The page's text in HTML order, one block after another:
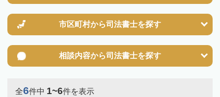
市区町村から司法書士を探す
相談内容から司法書士を探す
全6件中 1~6件を表示